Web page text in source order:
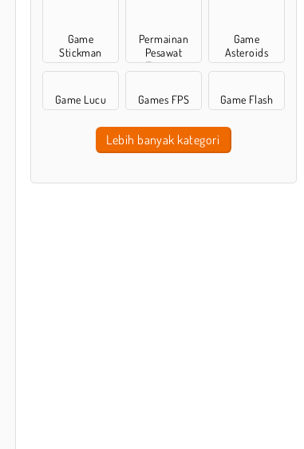
Game
Stickman
Permainan
Pesawat
Tempur
Game
Asteroids
Game Lucu Games FPS Game Flash
Lebih banyak kategori